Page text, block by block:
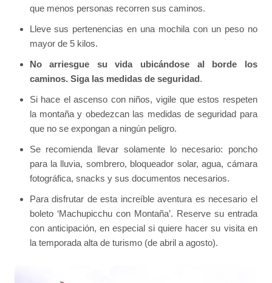
que menos personas recorren sus caminos.
Lleve sus pertenencias en una mochila con un peso no
mayor de 5 kilos.
No arriesgue su vida ubicándose al borde los
caminos. Siga las medidas de seguridad.
Si hace el ascenso con niños, vigile que estos respeten
la montaña y obedezcan las medidas de seguridad para
que no se expongan a ningún peligro.
Se recomienda llevar solamente lo necesario: poncho
para la lluvia, sombrero, bloqueador solar, agua, cámara
fotográfica, snacks y sus documentos necesarios.
Para disfrutar de esta increíble aventura es necesario el
boleto ‘Machupicchu con Montaña’. Reserve su entrada
con anticipación, en especial si quiere hacer su visita en
la temporada alta de turismo (de abril a agosto).